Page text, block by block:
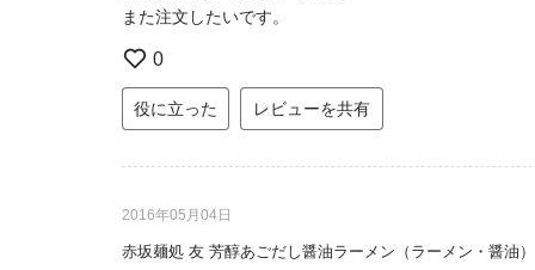
また注文したいです。
0
役に立った レビューを共有
2016年05月04日
赤坂麺処 友 芳醇あごだし醤油ラーメン（ラーメン・醤油）